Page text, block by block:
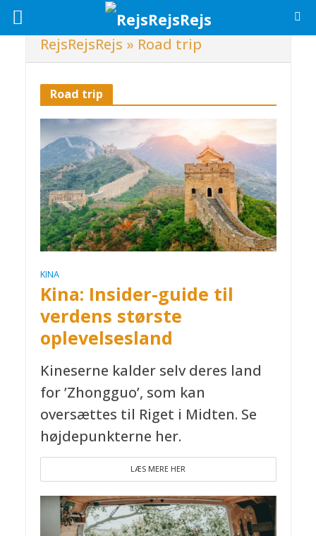
RejsRejsRejs » Road trip
Road trip
KINA
Kina: Insider-guide til
verdens største
oplevelsesland
Kineserne kalder selv deres land
for ’Zhongguo’, som kan
oversættes til Riget i Midten. Se
højdepunkterne her.
LÆS MERE HER